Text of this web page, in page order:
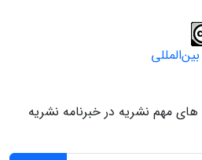
های مهم نشریه در خبرنامه نشریه